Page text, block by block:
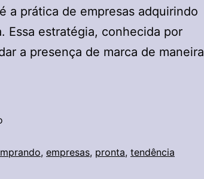
a prática de empresas adquirindo
Essa estratégia, conhecida por
a presença de marca de maneira
, empresas, pronta, tendência